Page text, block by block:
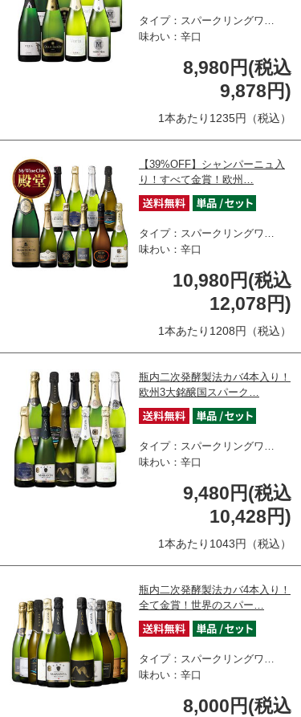
タイプ：スパークリングワ…
味わい：辛口
8,980円(税込
9,878円)
1本あたり1235円（税込）
【39%OFF】シャンパーニュ入
り！すべて金賞！欧州…
タイプ：スパークリングワ…
味わい：辛口
10,980円(税込
12,078円)
1本あたり1208円（税込）
瓶内二次発酵製法カバ4本入り！
欧州3大銘醸国スパーク…
タイプ：スパークリングワ…
味わい：辛口
9,480円(税込
10,428円)
1本あたり1043円（税込）
瓶内二次発酵製法カバ4本入り！
全て金賞！世界のスパー…
タイプ：スパークリングワ…
味わい：辛口
8,000円(税込